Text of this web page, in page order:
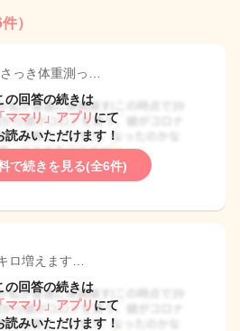
）
っき体重測っ…
の回答の続きは
ママリ」アプリ にて
読みいただけます！
で続きを見る(全6件)
ロ増えます…
の回答の続きは
ママリ」アプリ にて
読みいただけます！